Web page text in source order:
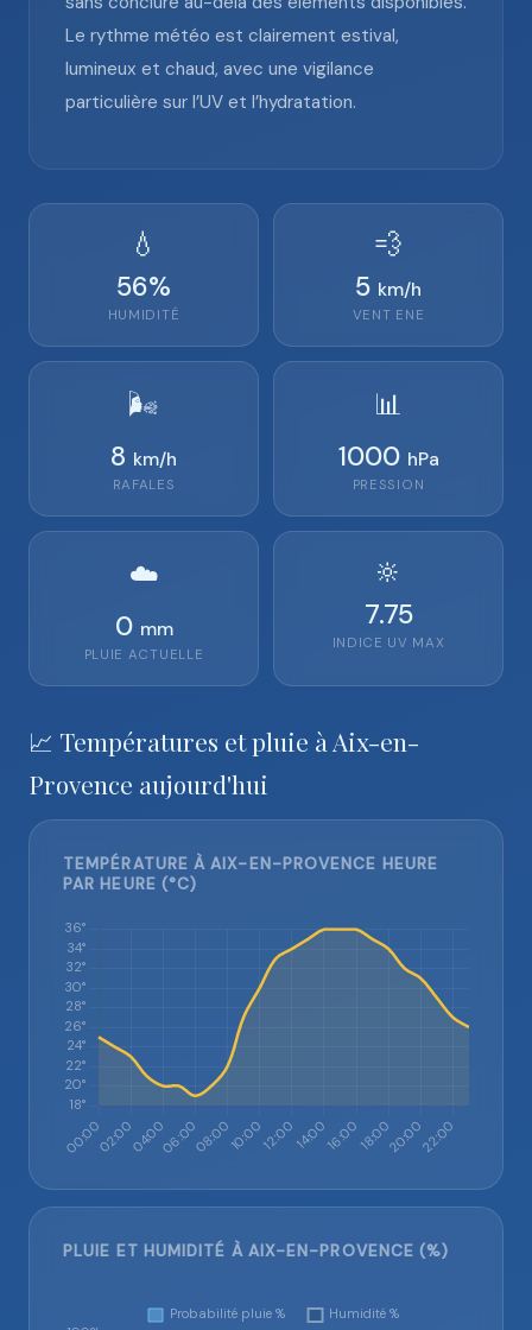
Le rythme météo est clairement estival,
lumineux et chaud, avec une vigilance
particulière sur l’UV et l’hydratation.
💧
56%
HUMIDITÉ
💨
5 km/h
VENT ENE
🌬️
8 km/h
RAFALES
📊
1000 hPa
PRESSION
☁️
0 mm
PLUIE ACTUELLE
🔆
7.75
INDICE UV MAX
📈 Températures et pluie à Aix-en-
Provence aujourd'hui
TEMPÉRATURE À AIX-EN-PROVENCE HEURE
PAR HEURE (°C)
PLUIE ET HUMIDITÉ À AIX-EN-PROVENCE (%)